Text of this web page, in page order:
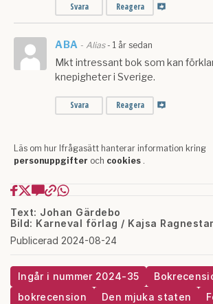
Text: Johan Gärdebo
Bild: Karneval förlag / Kajsa
Publicerad 2024-08-24
Ingår i nummer 2024-35
bokrecension
Den mjuka staten